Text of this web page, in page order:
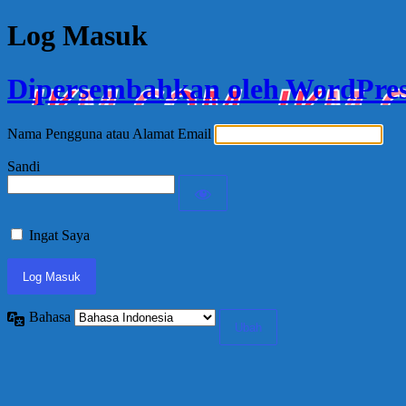
Log Masuk
Dipersembahkan oleh
Nama Pengguna atau Alamat Email
Sandi
Ingat Saya
Bahasa